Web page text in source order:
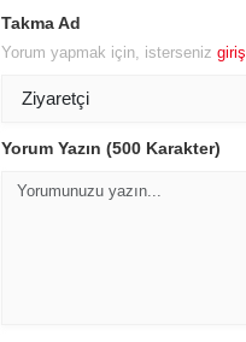
Takma Ad
Yorum yapmak için, isterseniz giriş
Yorum Yazın (500 Karakter)